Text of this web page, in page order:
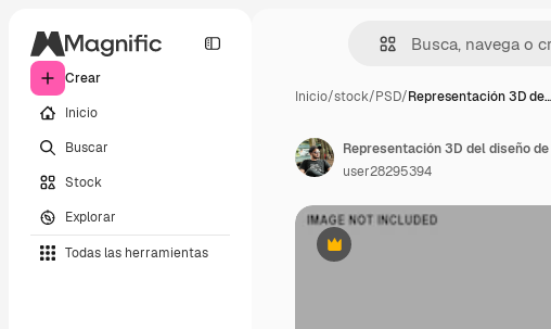
Crear
Inicio
Buscar
Stock
Explorar
Todas las herramientas
Inicio/stock/PSD/Representación 3D de…
Premium
Representación 3D del diseño
user28295394